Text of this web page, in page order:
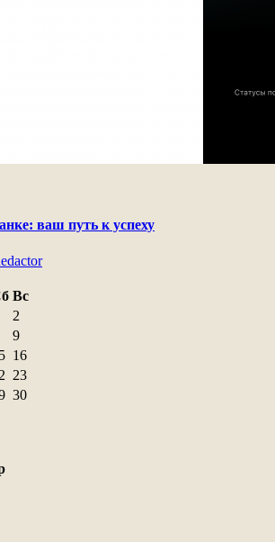
ваш путь к успеху
Вс
2
9
16
23
30